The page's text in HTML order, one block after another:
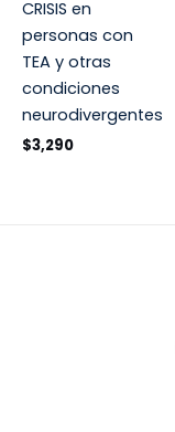
CRISIS en
personas con
TEA y otras
condiciones
neurodivergentes
$3,290